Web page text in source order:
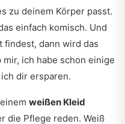
zu deinem Körper passt.
einfach komisch. Und
findest, dann wird das
mir, ich habe schon einige
dir ersparen.
weißen Kleid
die Pflege reden. Weiß